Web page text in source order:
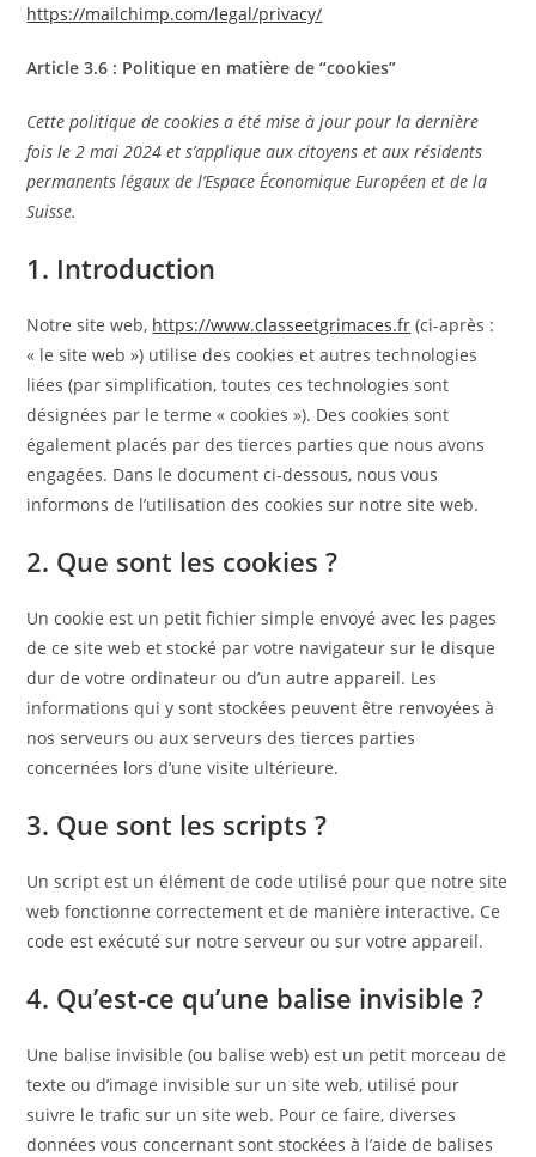
https://mailchimp.com/legal/privacy/
Article 3.6 : Politique en matière de “cookies”
Cette politique de cookies a été mise à jour pour la dernière
fois le 2 mai 2024 et s’applique aux citoyens et aux résidents
permanents légaux de l’Espace Économique Européen et de la
Suisse.
1. Introduction
Notre site web, https://www.classeetgrimaces.fr (ci-après :
« le site web ») utilise des cookies et autres technologies
liées (par simplification, toutes ces technologies sont
désignées par le terme « cookies »). Des cookies sont
également placés par des tierces parties que nous avons
engagées. Dans le document ci-dessous, nous vous
informons de l’utilisation des cookies sur notre site web.
2. Que sont les cookies ?
Un cookie est un petit fichier simple envoyé avec les pages
de ce site web et stocké par votre navigateur sur le disque
dur de votre ordinateur ou d’un autre appareil. Les
informations qui y sont stockées peuvent être renvoyées à
nos serveurs ou aux serveurs des tierces parties
concernées lors d’une visite ultérieure.
3. Que sont les scripts ?
Un script est un élément de code utilisé pour que notre site
web fonctionne correctement et de manière interactive. Ce
code est exécuté sur notre serveur ou sur votre appareil.
4. Qu’est-ce qu’une balise invisible ?
Une balise invisible (ou balise web) est un petit morceau de
texte ou d’image invisible sur un site web, utilisé pour
suivre le trafic sur un site web. Pour ce faire, diverses
données vous concernant sont stockées à l’aide de balises